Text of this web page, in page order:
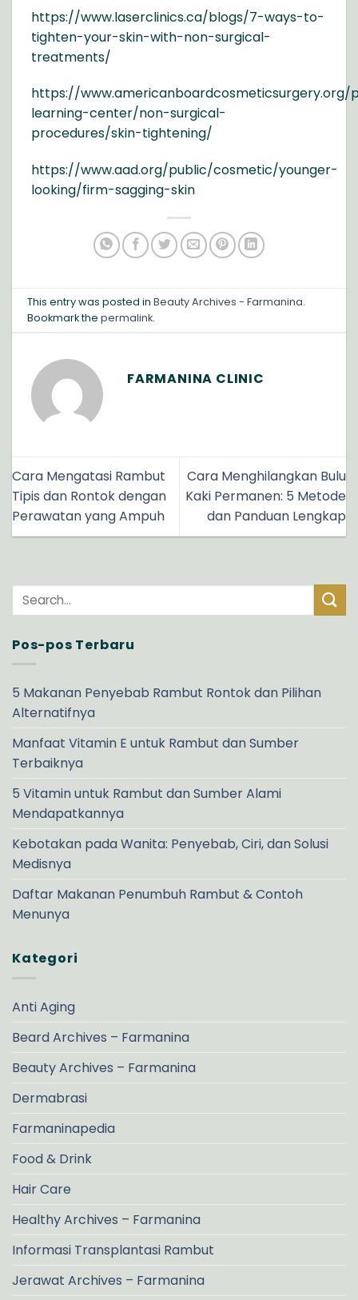
https://www.laserclinics.ca/blogs/7-ways-to-
tighten-your-skin-with-non-surgical-
treatments/
https://www.americanboardcosmeticsurgery.org/
learning-center/non-surgical-
procedures/skin-tightening/
https://www.aad.org/public/cosmetic/younger-
looking/firm-sagging-skin
This entry was posted inBeauty Archives - Farmanina.
Bookmark thepermalink.
FARMANINA CLINIC
Cara Mengatasi Rambut
Tipis dan Rontok dengan
Perawatan yang Ampuh
Cara Menghilangkan Bulu
Kaki Permanen: 5 Metode
dan Panduan Lengkap
Pos-pos Terbaru
5 Makanan Penyebab Rambut Rontok dan Pilihan
Alternatifnya
Manfaat Vitamin E untuk Rambut dan Sumber
Terbaiknya
5 Vitamin untuk Rambut dan Sumber Alami
Mendapatkannya
Kebotakan pada Wanita: Penyebab, Ciri, dan Solusi
Medisnya
Daftar Makanan Penumbuh Rambut & Contoh
Menunya
Kategori
Anti Aging
Beard Archives – Farmanina
Beauty Archives – Farmanina
Dermabrasi
Farmaninapedia
Food & Drink
Hair Care
Healthy Archives – Farmanina
Informasi Transplantasi Rambut
Jerawat Archives – Farmanina